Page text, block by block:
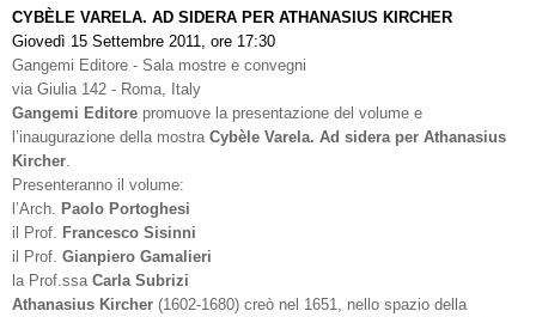
CYBÈLE VARELA. AD SIDERA PER ATHANASIUS KIRCHER
Giovedì 15 Settembre 2011, ore 17:30
Gangemi Editore - Sala mostre e convegni
via Giulia 142 - Roma, Italy
Gangemi Editore promuove la presentazione del volume e
l’inaugurazione della mostra Cybèle Varela. Ad sidera per Athanasius
Kircher
Presenteranno il volume:
l’Arch.
Paolo Portoghesi
il Prof.
Francesco Sisinni
il Prof. Gianpiero Gamalieri
la Prof.ssa Carla Subrizi
Athanasius Kircher (1602-1680) creò nel 1651, nello spazio della